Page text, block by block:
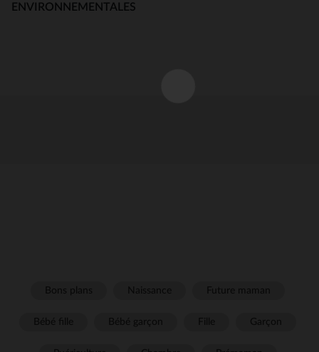
ENVIRONNEMENTALES